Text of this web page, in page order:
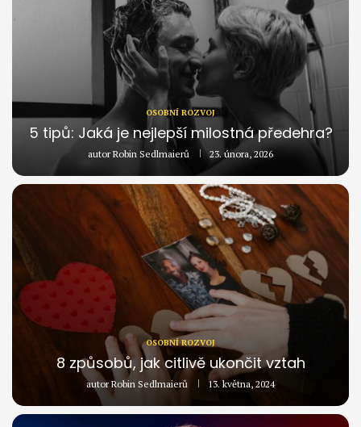
OSOBNÍ ROZVOJ
5 tipů: Jaká je nejlepší milostná předehra?
autorRobin Sedlmaierů 23. února, 2026
OSOBNÍ ROZVOJ
8 způsobů, jak citlivě ukončit vztah
autorRobin Sedlmaierů 13. května, 2024